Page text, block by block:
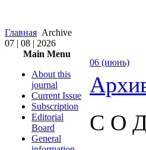
Главная Archive
07 | 08 | 2026
Main Menu
About this
journal
Current Issue
Subscription
Editorial
Board
General
06 (июнь)
С О